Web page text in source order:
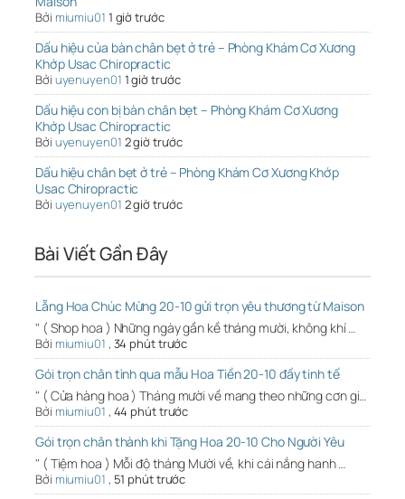
Bởi miumiu01 1 giờ trước
Dấu hiệu của bàn chân bẹt ở trẻ – Phòng Khám Cơ Xương
Khớp Usac Chiropractic
Bởi uyenuyen01 1 giờ trước
Dấu hiệu con bị bàn chân bẹt – Phòng Khám Cơ Xương
Khớp Usac Chiropractic
Bởi uyenuyen01 2 giờ trước
Dấu hiệu chân bẹt ở trẻ – Phòng Khám Cơ Xương Khớp
Usac Chiropractic
Bởi uyenuyen01 2 giờ trước
Bài Viết Gần Đây
Lẵng Hoa Chúc Mừng 20-10 gửi trọn yêu thương từ Maison
" ( Shop hoa ) Những ngày gần kề tháng mười, không khí …
Bởi miumiu01 , 34 phút trước
Gói trọn chân tình qua mẫu Hoa Tiền 20-10 đầy tinh tế
" ( Cửa hàng hoa ) Tháng mười về mang theo những cơn gi…
Bởi miumiu01 , 44 phút trước
Gói trọn chân thành khi Tặng Hoa 20-10 Cho Người Yêu
" ( Tiệm hoa ) Mỗi độ tháng Mười về, khi cái nắng hanh …
Bởi miumiu01 , 51 phút trước